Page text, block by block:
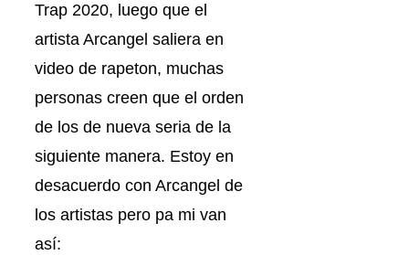
Trap 2020, luego que el
artista Arcangel saliera en
video de rapeton, muchas
personas creen que el orden
de los de nueva seria de la
siguiente manera. Estoy en
desacuerdo con Arcangel de
los artistas pero pa mi van
así: